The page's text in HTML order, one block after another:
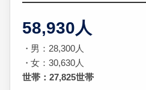
58,930人
男：28,300人
女：30,630人
世帯：27,825世帯